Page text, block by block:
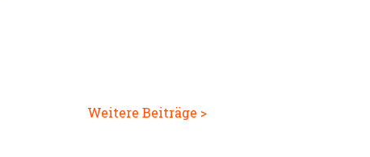
Weitere Beiträge >